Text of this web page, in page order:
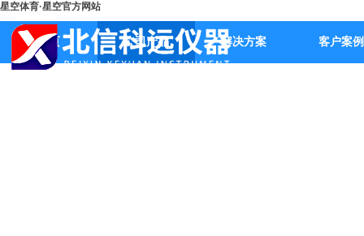
星空体育·星空官方网站
首页 公司产品 解决方案 客户案例